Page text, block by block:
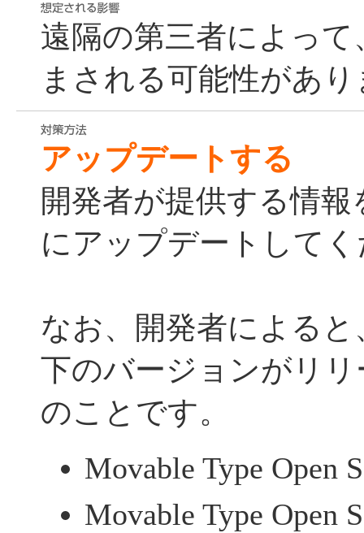
遠隔の第三者によっ
まされる可能性があ
アップデートする
開発者が提供する情
にアップデートして
なお、開発者による
下のバージョンがリ
のことです。
Movable Type Open
Movable Type Open